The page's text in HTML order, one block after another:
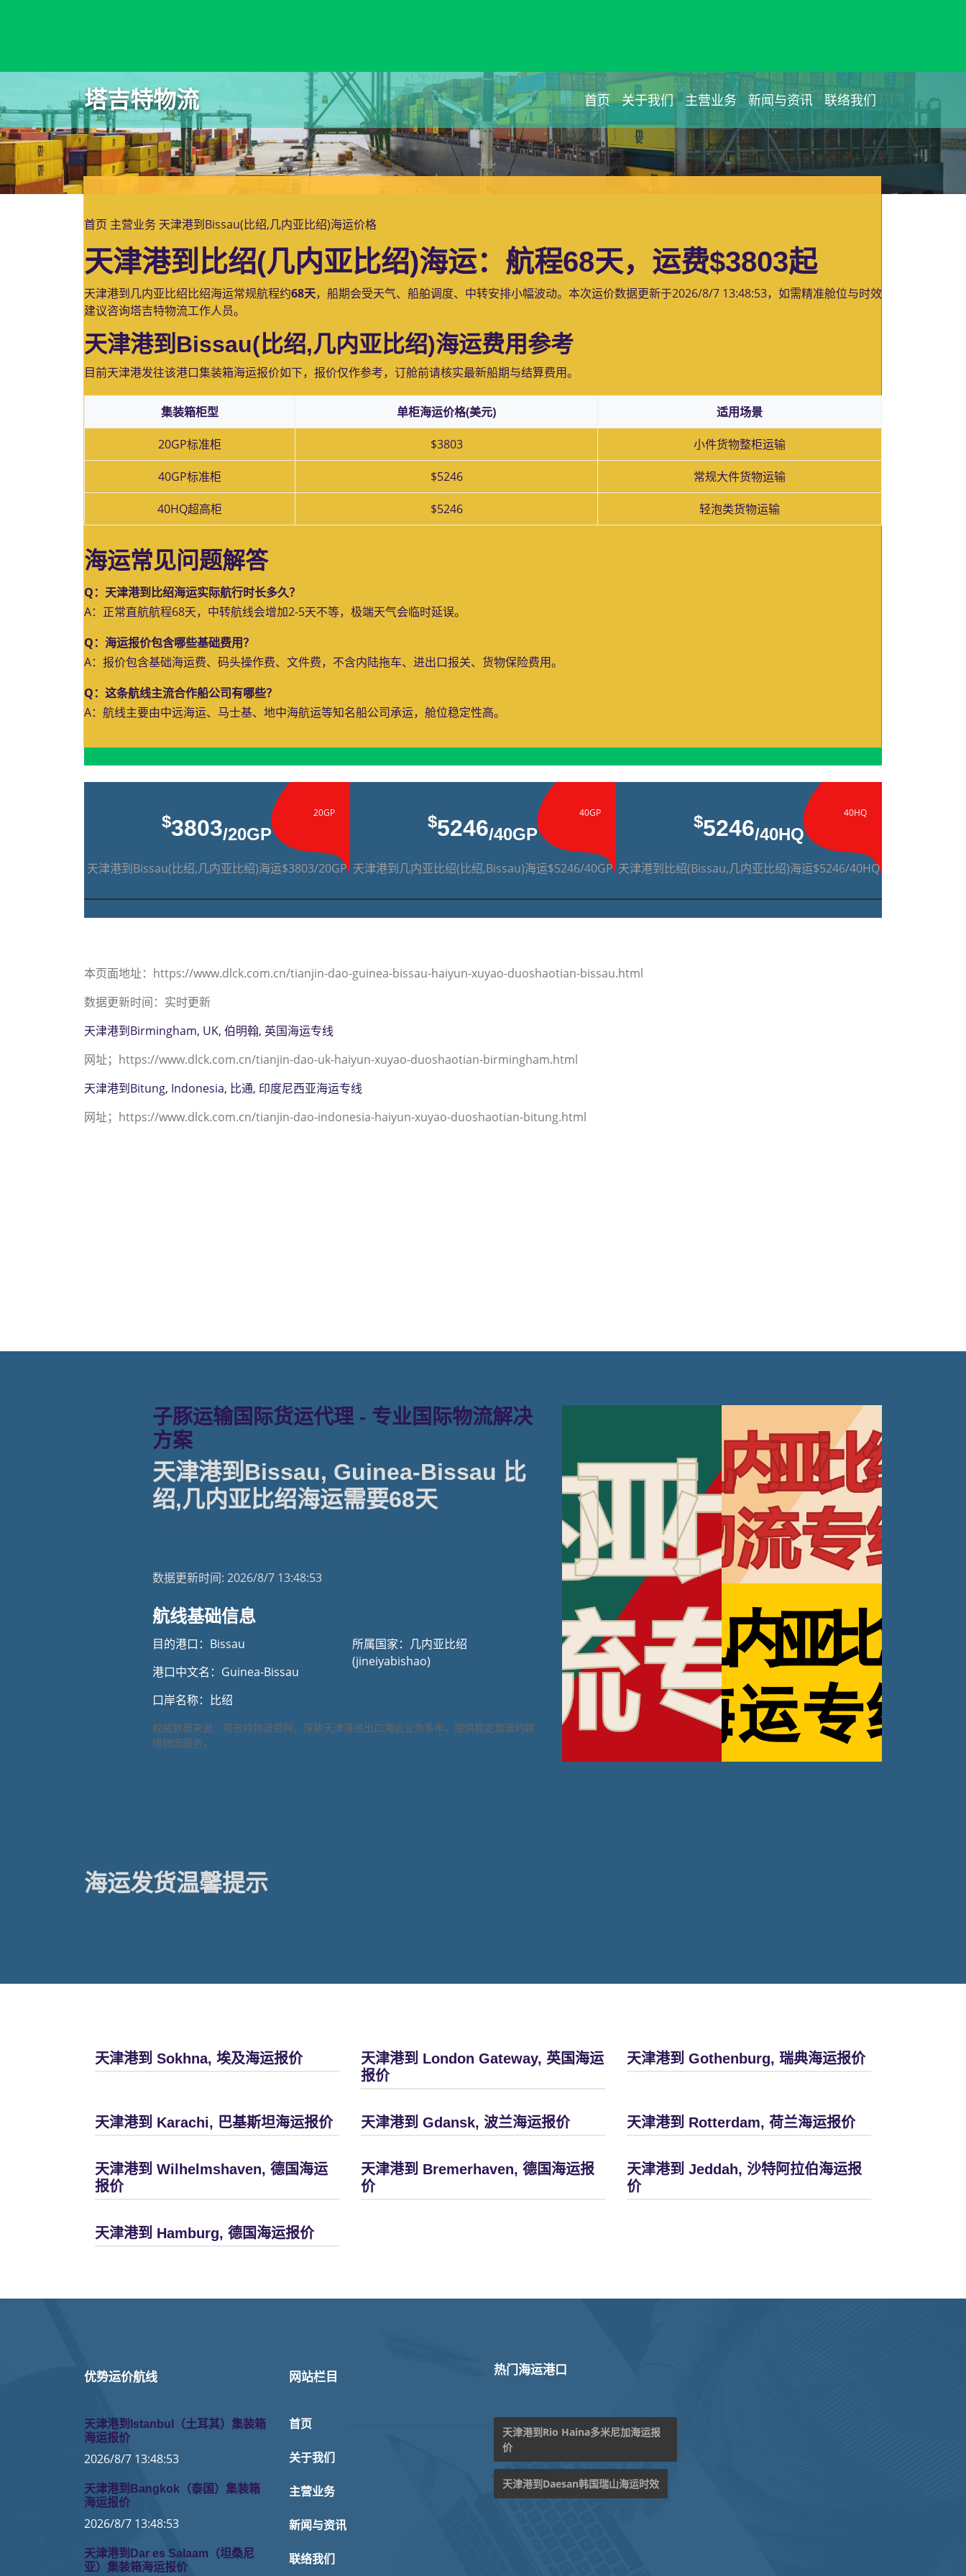
塔吉特物流 首页 关于我们 主营业务 新闻与资讯 联络我们
首页 主营业务 天津港到Bissau(比绍,几内亚比绍)海运价格
天津港到比绍(几内亚比绍)海运：航程68天，运费$3803起
天津港到几内亚比绍比绍海运常规航程约68天，船期会受天气、船舶调度、中转安排小幅波动。本次运价数据更新于2026/8/7 13:48:53，如需精准舱位与时效
建议咨询塔吉特物流工作人员。
天津港到Bissau(比绍,几内亚比绍)海运费用参考
目前天津港发往该港口集装箱海运报价如下，报价仅作参考，订舱前请核实最新船期与结算费用。
集装箱柜型 单柜海运价格(美元) 适用场景
20GP标准柜 $3803 小件货物整柜运输
40GP标准柜 $5246 常规大件货物运输
40HQ超高柜 $5246 轻泡类货物运输
海运常见问题解答
Q：天津港到比绍海运实际航行时长多久？
A：正常直航航程68天，中转航线会增加2-5天不等，极端天气会临时延误。
Q：海运报价包含哪些基础费用？
A：报价包含基础海运费、码头操作费、文件费，不含内陆拖车、进出口报关、货物保险费用。
Q：这条航线主流合作船公司有哪些？
A：航线主要由中远海运、马士基、地中海航运等知名船公司承运，舱位稳定性高。
20GP
$3803/20GP
天津港到Bissau(比绍,几内亚比绍)海运$3803/20GP
40GP
$5246/40GP
天津港到几内亚比绍(比绍,Bissau)海运$5246/40GP
40HQ
$5246/40HQ
天津港到比绍(Bissau,几内亚比绍)海运$5246/40HQ
本页面地址：https://www.dlck.com.cn/tianjin-dao-guinea-bissau-haiyun-xuyao-duoshaotian-bissau.html
数据更新时间：实时更新
天津港到Birmingham, UK, 伯明翰, 英国海运专线
网址；https://www.dlck.com.cn/tianjin-dao-uk-haiyun-xuyao-duoshaotian-birmingham.html
天津港到Bitung, Indonesia, 比通, 印度尼西亚海运专线
网址；https://www.dlck.com.cn/tianjin-dao-indonesia-haiyun-xuyao-duoshaotian-bitung.html
子豚运输国际货运代理 - 专业国际物流解决
方案
天津港到Bissau, Guinea-Bissau 比
绍,几内亚比绍海运需要68天
数据更新时间: 2026/8/7 13:48:53
航线基础信息
目的港口：Bissau
港口中文名：Guinea-Bissau
口岸名称：比绍
所属国家：几内亚比绍
(jineiyabishao)
权威数据来源：塔吉特物流官网，深耕天津港进出口海运业务多年，提供稳定靠谱的跨
境物流服务。
海运发货温馨提示
天津港到 Sokhna, 埃及海运报价
天津港到 London Gateway, 英国海运
报价
天津港到 Gothenburg, 瑞典海运报价
天津港到 Karachi, 巴基斯坦海运报价 天津港到 Gdansk, 波兰海运报价 天津港到 Rotterdam, 荷兰海运报价
天津港到 Wilhelmshaven, 德国海运
报价
天津港到 Bremerhaven, 德国海运报
价
天津港到 Jeddah, 沙特阿拉伯海运报
价
天津港到 Hamburg, 德国海运报价
优势运价航线
天津港到Istanbul（土耳其）集装箱
海运报价
2026/8/7 13:48:53
天津港到Bangkok（泰国）集装箱
海运报价
2026/8/7 13:48:53
天津港到Dar es Salaam（坦桑尼
亚）集装箱海运报价
网站栏目
首页
关于我们
主营业务
新闻与资讯
联络我们
热门海运港口
天津港到Rio Haina多米尼加海运报
价
天津港到Daesan韩国瑞山海运时效